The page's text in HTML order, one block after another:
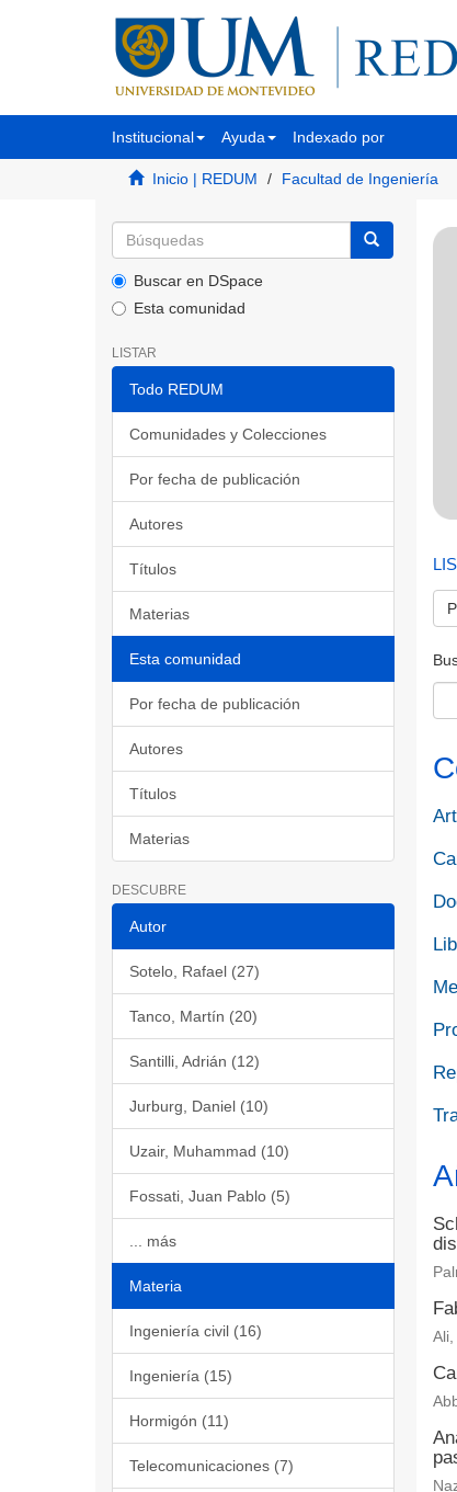
Institucional Ayuda Indexado por
Inicio | REDUM Facultad de Ingeniería
Buscar en DSpace
Esta comunidad
LISTAR
Todo REDUM
Comunidades y Colecciones
Por fecha de publicación
Autores
Títulos
Materias
Esta comunidad
Por fecha de publicación
Autores
Títulos
Materias
DESCUBRE
Autor
Sotelo, Rafael (27)
Tanco, Martín (20)
Santilli, Adrián (12)
Jurburg, Daniel (10)
Uzair, Muhammad (10)
Fossati, Juan Pablo (5)
... más
Materia
Ingeniería civil (16)
Ingeniería (15)
Hormigón (11)
Telecomunicaciones (7)